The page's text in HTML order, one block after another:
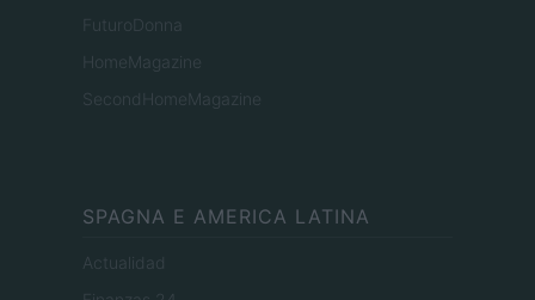
FuturoDonna
HomeMagazine
SecondHomeMagazine
SPAGNA E AMERICA LATINA
Actualidad